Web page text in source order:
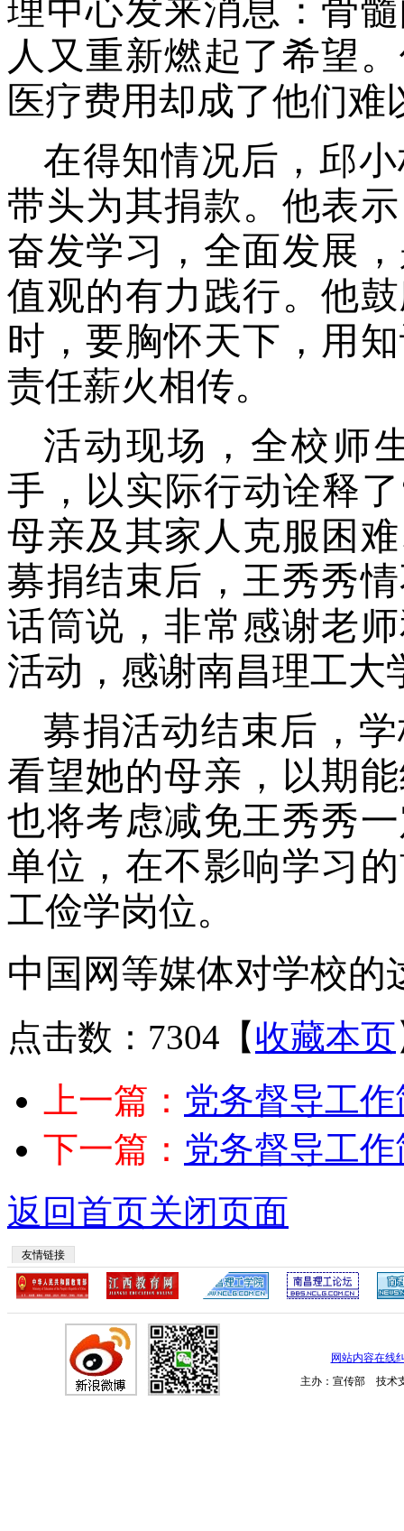
理中心发来消息：骨
人又重新燃起了希望
医疗费用却成了他们难
在得知情况后，邱
带头为其捐款。他表
奋发学习，全面发展
值观的有力践行。他
时，要胸怀天下，用
责任薪火相传。
活动现场，全校师
手，以实际行动诠释
母亲及其家人克服困
募捐结束后，王秀秀
话筒说，非常感谢老
活动，感谢南昌理工大
募捐活动结束后，
看望她的母亲，以期
也将考虑减免王秀秀
单位，在不影响学习
工俭学岗位。
中国网等媒体对学校的
点击数：7304 【收藏本页
上一篇： 党务督导工
下一篇： 党务督导工
返回首页关闭页面
友情链接
网站内容在线
主办：宣传部 技术